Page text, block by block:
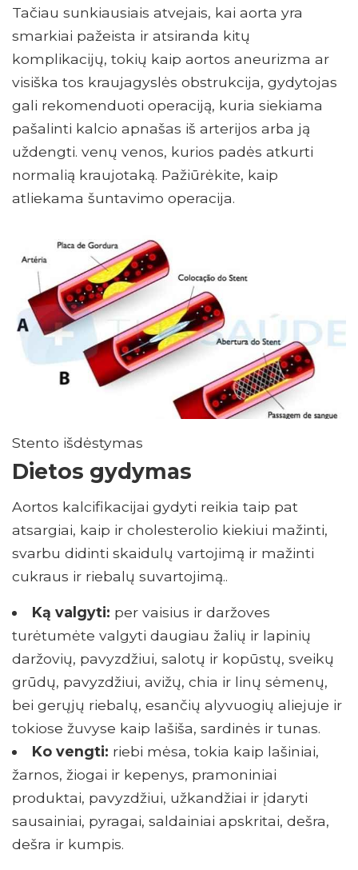
Tačiau sunkiausiais atvejais, kai aorta yra
smarkiai pažeista ir atsiranda kitų
komplikacijų, tokių kaip aortos aneurizma ar
visiška tos kraujagyslės obstrukcija, gydytojas
gali rekomenduoti operaciją, kuria siekiama
pašalinti kalcio apnašas iš arterijos arba ją
uždengti. venų venos, kurios padės atkurti
normalią kraujotaką. Pažiūrėkite, kaip
atliekama šuntavimo operacija.
Stento išdėstymas
Dietos gydymas
Aortos kalcifikacijai gydyti reikia taip pat
atsargiai, kaip ir cholesterolio kiekiui mažinti,
svarbu didinti skaidulų vartojimą ir mažinti
cukraus ir riebalų suvartojimą..
Ką valgyti: per vaisius ir daržoves
turėtumėte valgyti daugiau žalių ir lapinių
daržovių, pavyzdžiui, salotų ir kopūstų, sveikų
grūdų, pavyzdžiui, avižų, chia ir linų sėmenų,
bei gerųjų riebalų, esančių alyvuogių aliejuje ir
tokiose žuvyse kaip lašiša, sardinės ir tunas.
Ko vengti: riebi mėsa, tokia kaip lašiniai,
žarnos, žiogai ir kepenys, pramoniniai
produktai, pavyzdžiui, užkandžiai ir įdaryti
sausainiai, pyragai, saldainiai apskritai, dešra,
dešra ir kumpis.